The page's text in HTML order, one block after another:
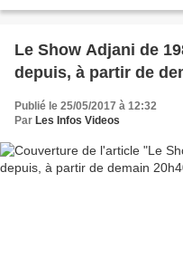
Le Show Adjani de
depuis, à partir de
Publié le 25/05/2017 à 12:32
Par Les Infos Videos